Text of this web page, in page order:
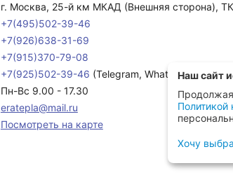
г. Москва, 25-й км МКАД (Внешняя сторона),
+7(495)502-39-46
+7(926)638-31-69
+7(915)370-79-08
+7(925)502-39-46 (Telegram, WhatsApp, MAX)
Пн-Вс 9.00 - 17.30
eratepla@mail.ru
Посмотреть на карте
Наш сайт
Политикой
Хочу